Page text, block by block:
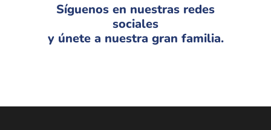
Síguenos en nuestras redes
sociales
y únete a nuestra gran familia.